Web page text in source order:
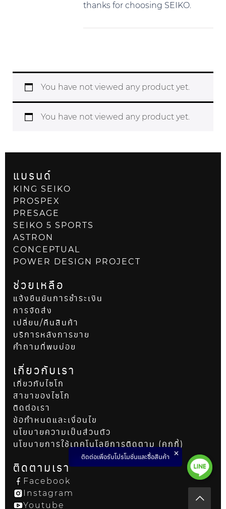
thanks for choosing SEIKO.
You have not viewed any product yet.
You have not viewed any product yet.
แบรนด์
KING SEIKO
PROSPEX
PRESAGE
SEIKO 5 SPORTS
ASTRON
CONCEPTUAL
POWER DESIGN PROJECT
ช่วยเหลือ
แจ้งยืนยันการชำระเงิน
การจัดส่ง
เปลี่ยน/คืนสินค้า
บริการหลังการขาย
คำถามที่พบบ่อย
เกี่ยวกับเรา
เกี่ยวกับไซโก
สาขาของไซโก
ติดต่อเรา
ข้อกำหนดและเงื่อนไข
นโยบายความเป็นส่วนตัว
นโยบายการใช้เทคโนโลยีการติดตาม (คุกกี้)
ติดตามเรา
Facebook
Instagram
Youtube
ติดต่อเพื่อรับโปรโมชั่นและซื้อสินค้า